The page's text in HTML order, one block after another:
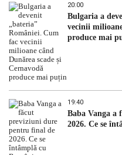
20:00
Bulgaria a
vecinii
produce mai
19:40
Baba Vanga
2026. Ce se